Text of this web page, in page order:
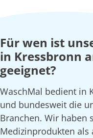
Für wen ist
in Kressbronn
geeignet?
WaschMal bedient in
und bundesweit die
Branchen. Wir haben
Medizinprodukten als